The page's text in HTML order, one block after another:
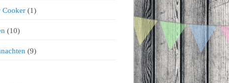
Cooker(1)
(10)
(9)